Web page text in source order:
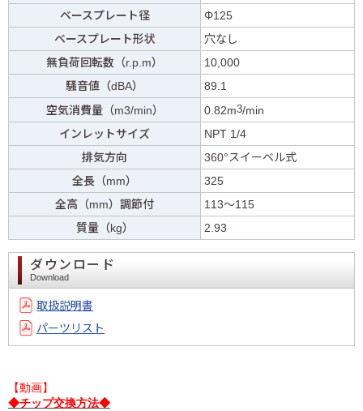
ベースプレート径
Φ125
ベースプレート形状
穴なし
無負荷回転数（r.p.m）
10,000
騒音値（dBA）
89.1
空気消費量（m3/min）
0.82m3/min
インレットサイズ
NPT 1/4
排気方向
360°スイーベル式
全長（mm）
325
全高（mm）調節付
113～115
質量（kg）
2.93
ダウンロード
Download
取扱説明書
パーツリスト
【動画】
◆チップ交換方法◆